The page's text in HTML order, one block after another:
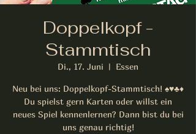
Doppelkopf -
Stammtisch
Di., 17. Juni
  |
Essen
Neu bei uns: Doppelkopf-Stammtisch! ♠️♥️♣️♦️
Du spielst gern Karten oder willst ein
neues Spiel kennenlernen? Dann bist du bei
uns genau richtig!